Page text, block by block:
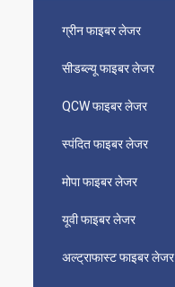
ग्रीन फाइबर लेजर
सीडब्ल्यू फाइबर लेजर
QCW फाइबर लेजर
स्पंदित फाइबर लेजर
मोपा फाइबर लेजर
यूवी फाइबर लेजर
अल्ट्राफास्ट फाइबर लेजर